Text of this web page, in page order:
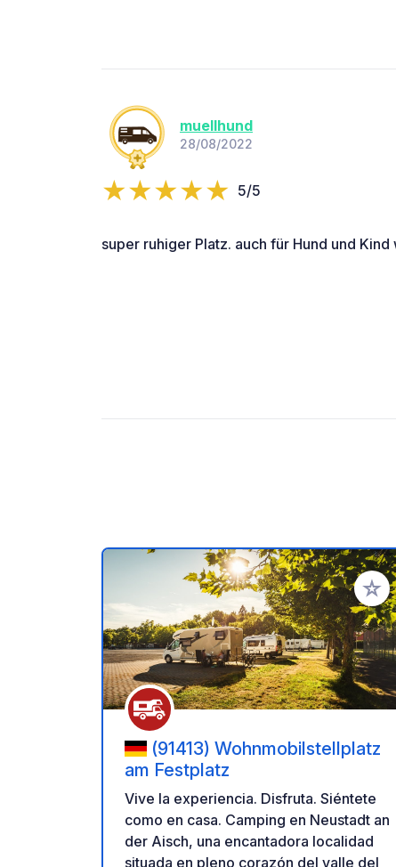
muellhund
28/08/2022
5/5
super ruhiger Platz. auch für Hund und
(91413) Wohnmobilstellplatz
am Festplatz
Vive la experiencia. Disfruta. Siéntete
como en casa. Camping en Neustadt an
der Aisch, una encantadora localidad
situada en pleno corazón del valle del